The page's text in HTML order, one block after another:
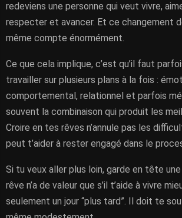
redeviens une personne qui veut vivre,
respecter et avancer. Et ce changement
même compte énormément.
Ce que cela implique, c’est qu’il faut
travailler sur plusieurs plans à la fois :
comportemental, relationnel et parfois
souvent la combinaison qui produit les
Croire en tes rêves n’annule pas les
peut t’aider à rester engagé dans le
Si tu veux aller plus loin, garde en tête
rêve n’a de valeur que s’il t’aide à vivre
seulement un jour “plus tard”. Il doit te